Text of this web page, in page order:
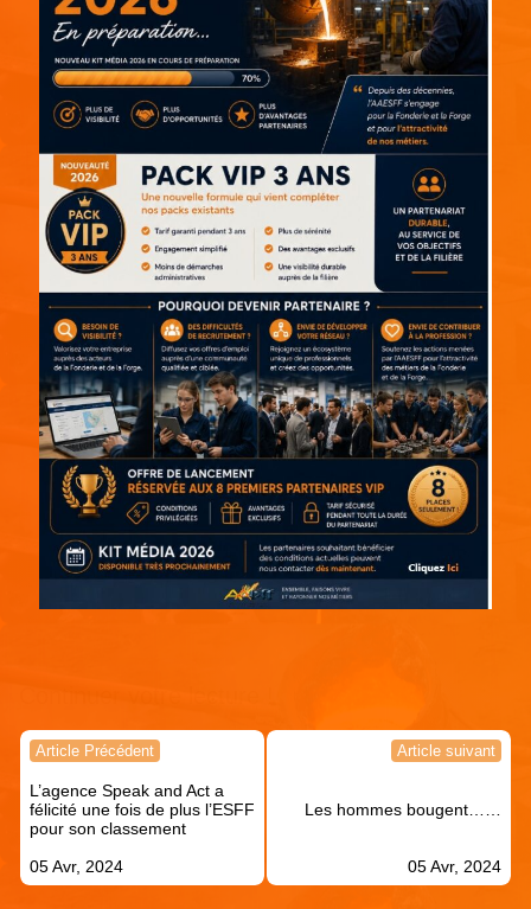
Navigation
l’article
Article Précédent
L’agence Speak and Act a
félicité une fois de plus l’ESFF
pour son classement
05 Avr, 2024
Article suivant
Les hommes bougent……
05 Avr, 2024